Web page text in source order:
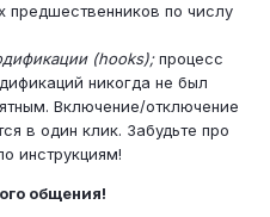
предшественников по числу
(hooks);процесс
никогда не был
Включение/отключение
в один клик. Забудьте про
инструкциям!
общения!